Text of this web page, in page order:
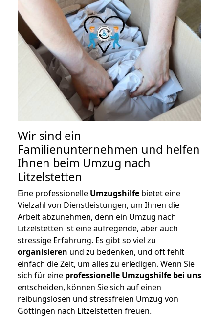
Wir sind ein
Familienunternehmen und helfen
Ihnen beim Umzug nach
Litzelstetten
Eine professionelle Umzugshilfe bietet eine
Vielzahl von Dienstleistungen, um Ihnen die
Arbeit abzunehmen, denn ein Umzug nach
Litzelstetten ist eine aufregende, aber auch
stressige Erfahrung. Es gibt so viel zu
organisieren und zu bedenken, und oft fehlt
einfach die Zeit, um alles zu erledigen. Wenn Sie
sich für eine professionelle Umzugshilfe bei uns
entscheiden, können Sie sich auf einen
reibungslosen und stressfreien Umzug von
Göttingen nach Litzelstetten freuen.